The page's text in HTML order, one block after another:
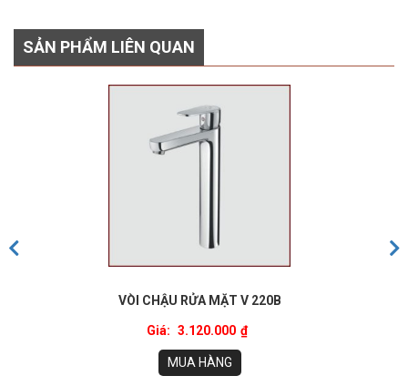
SẢN PHẨM LIÊN QUAN
VÒI CHẬU RỬA MẶT V 220B
Giá: 3.120.000 ₫
MUA HÀNG